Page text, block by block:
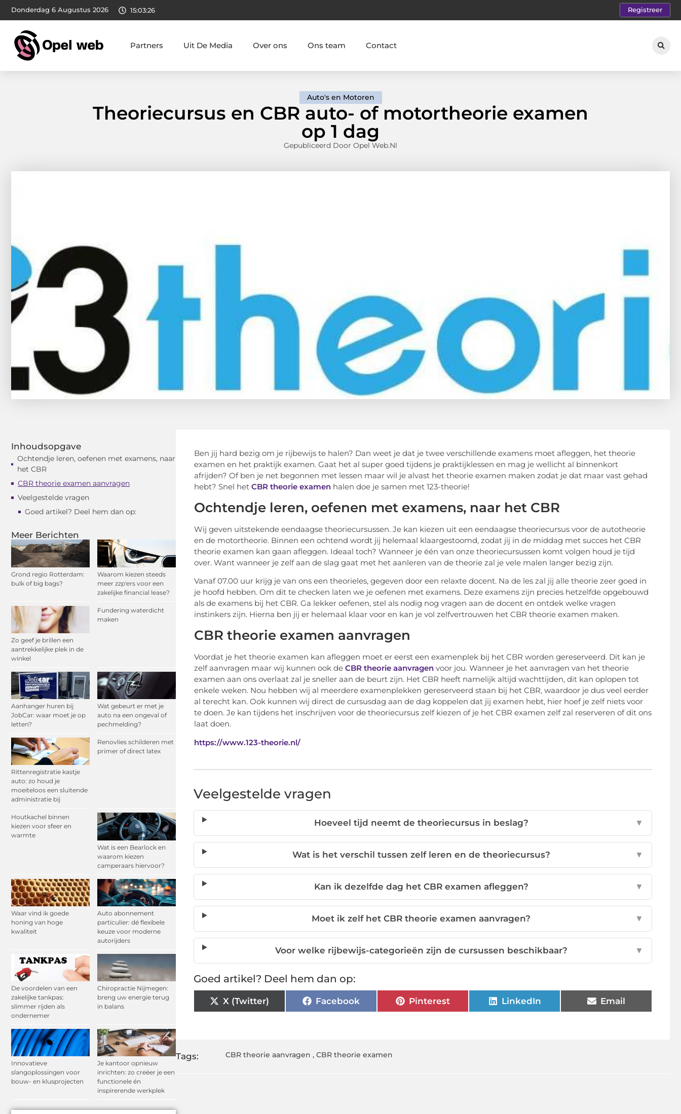
Donderdag 6 Augustus 2026 15:03:28 Registreer
Partners Uit De Media Over ons Ons team Contact
Auto's en Motoren
Theoriecursus en CBR auto- of motortheorie examen
op 1 dag
Gepubliceerd Door Opel Web.nl
Inhoudsopgave
Ochtendje leren, oefenen met examens, naar
het CBR
CBR theorie examen aanvragen
Veelgestelde vragen
Goed artikel? Deel hem dan op:
Meer Berichten
Grond regio Rotterdam:
bulk of big bags?
Waarom kiezen steeds
meer zzp'ers voor een
zakelijke financial lease?
Zo geef je brillen een
aantrekkelijke plek in de
winkel
Fundering waterdicht
maken
Aanhanger huren bij
JobCar: waar moet je op
letten?
Wat gebeurt er met je
auto na een ongeval of
pechmelding?
Rittenregistratie kastje
auto: zo houd je
moeiteloos een sluitende
administratie bij
Renovlies schilderen met
primer of direct latex
Houtkachel binnen
kiezen voor sfeer en
warmte
Wat is een Bearlock en
waarom kiezen
camperaars hiervoor?
Waar vind ik goede
honing van hoge
kwaliteit
Auto abonnement
particulier: dé flexibele
keuze voor moderne
autorijders
De voordelen van een
zakelijke tankpas:
slimmer rijden als
ondernemer
Chiropractie Nijmegen:
breng uw energie terug
in balans
Innovatieve
slangoplossingen voor
bouw- en klusprojecten
Je kantoor opnieuw
inrichten: zo creëer je een
functionele én
inspirerende werkplek
Ben jij hard bezig om je rijbewijs te halen? Dan weet je dat je twee verschillende examens moet afleggen, het theorie
examen en het praktijk examen. Gaat het al super goed tijdens je praktijklessen en mag je wellicht al binnenkort
afrijden? Of ben je net begonnen met lessen maar wil je alvast het theorie examen maken zodat je dat maar vast gehad
hebt? Snel het CBR theorie examen halen doe je samen met 123-theorie!
Ochtendje leren, oefenen met examens, naar het CBR
Wij geven uitstekende eendaagse theoriecursussen. Je kan kiezen uit een eendaagse theoriecursus voor de autotheorie
en de motortheorie. Binnen een ochtend wordt jij helemaal klaargestoomd, zodat jij in de middag met succes het CBR
theorie examen kan gaan afleggen. Ideaal toch? Wanneer je één van onze theoriecursussen komt volgen houd je tijd
over. Want wanneer je zelf aan de slag gaat met het aanleren van de theorie zal je vele malen langer bezig zijn.
Vanaf 07.00 uur krijg je van ons een theorieles, gegeven door een relaxte docent. Na de les zal jij alle theorie zeer goed in
je hoofd hebben. Om dit te checken laten we je oefenen met examens. Deze examens zijn precies hetzelfde opgebouwd
als de examens bij het CBR. Ga lekker oefenen, stel als nodig nog vragen aan de docent en ontdek welke vragen
instinkers zijn. Hierna ben jij er helemaal klaar voor en kan je vol zelfvertrouwen het CBR theorie examen maken.
CBR theorie examen aanvragen
Voordat je het theorie examen kan afleggen moet er eerst een examenplek bij het CBR worden gereserveerd. Dit kan je
zelf aanvragen maar wij kunnen ook de CBR theorie aanvragen voor jou. Wanneer je het aanvragen van het theorie
examen aan ons overlaat zal je sneller aan de beurt zijn. Het CBR heeft namelijk altijd wachttijden, dit kan oplopen tot
enkele weken. Nou hebben wij al meerdere examenplekken gereserveerd staan bij het CBR, waardoor je dus veel eerder
al terecht kan. Ook kunnen wij direct de cursusdag aan de dag koppelen dat jij examen hebt, hier hoef je zelf niets voor
te doen. Je kan tijdens het inschrijven voor de theoriecursus zelf kiezen of je het CBR examen zelf zal reserveren of dit ons
laat doen.
https://www.123-theorie.nl/
Veelgestelde vragen
Hoeveel tijd neemt de theoriecursus in beslag? ▼
Wat is het verschil tussen zelf leren en de theoriecursus? ▼
Kan ik dezelfde dag het CBR examen afleggen? ▼
Moet ik zelf het CBR theorie examen aanvragen? ▼
Voor welke rijbewijs-categorieën zijn de cursussen beschikbaar? ▼
Goed artikel? Deel hem dan op:
X (Twitter) Facebook Pinterest LinkedIn Email
Tags: CBR theorie aanvragen , CBR theorie examen